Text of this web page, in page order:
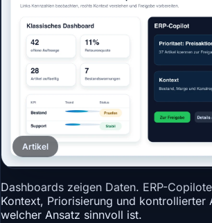
Artikel
Dashboards zeigen Daten. ERP-
Kontext, Priorisierung und kontrollierter
welcher Ansatz sinnvoll ist.